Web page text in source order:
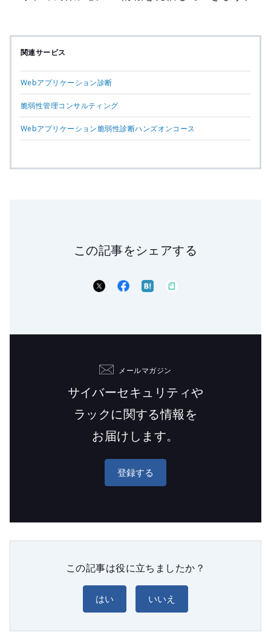
関連サービス
Webアプリケーション診断
脆弱性管理コンサルティング
Webアプリケーション脆弱性診断ハンズオンコース
この記事をシェアする
メールマガジン
サイバーセキュリティや
ラックに関する情報を
お届けします。
登録する
この記事は役に立ちましたか？
はい いいえ